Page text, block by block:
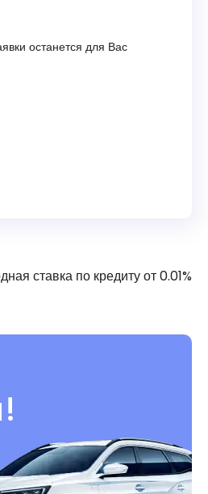
останется для Вас
ставка по кредиту от 0.01%